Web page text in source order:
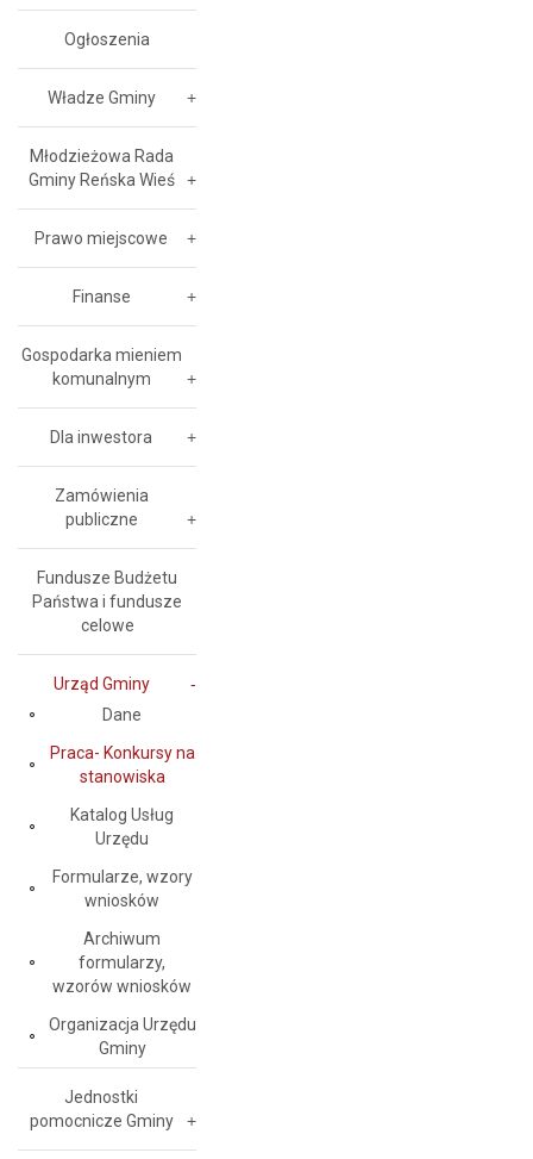
Ogłoszenia
Władze Gminy
Młodzieżowa Rada
Gminy Reńska Wieś
Prawo miejscowe
Finanse
Gospodarka mieniem
komunalnym
Dla inwestora
Zamówienia
publiczne
Fundusze Budżetu
Państwa i fundusze
celowe
Urząd Gminy
Dane
Praca- Konkursy na
stanowiska
Katalog Usług
Urzędu
Formularze, wzory
wniosków
Archiwum
formularzy,
wzorów wniosków
Organizacja Urzędu
Gminy
Jednostki
pomocnicze Gminy